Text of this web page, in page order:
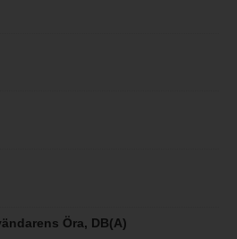
Öra, DB(A)